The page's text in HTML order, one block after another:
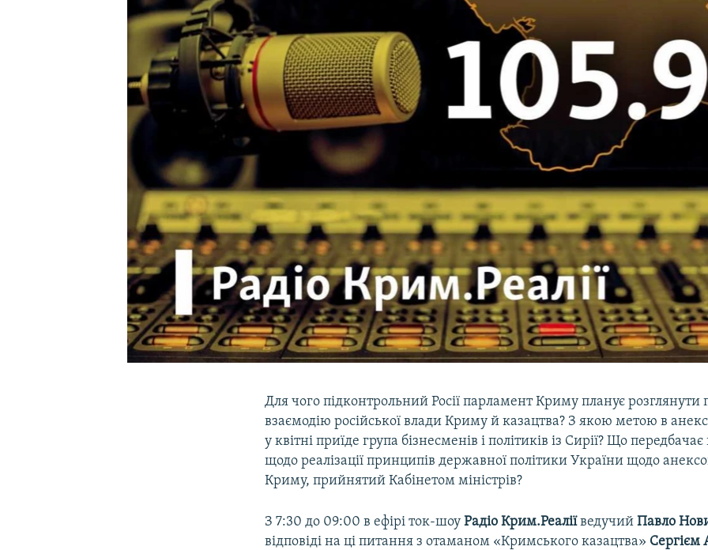
УКРАЇНСЬКА ПРОБЛЕМА КРИМУ
Для чого підконтрольний Росії парламент Криму планує розглянути
взаємодію російської влади Криму й казацтва? З якою метою в
у квітні приїде група бізнесменів і політиків із Сирії? Що
щодо реалізації принципів державної політики України щодо
Криму, прийнятий Кабінетом міністрів?
З 7:30 до 09:00 в ефірі ток-шоуРадіо Крим.РеаліїведучийПавло
відповіді на ці питання з отаманом «Кримського казацтва» Сергієм